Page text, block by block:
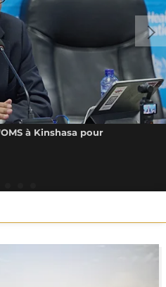
à Kinshasa pour